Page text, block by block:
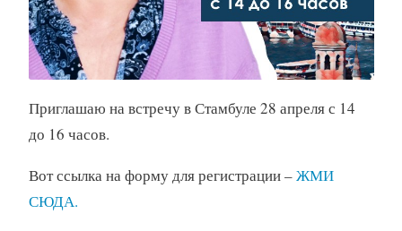
Приглашаю на встречу в Стамбуле 28 апреля с 14
до 16 часов.
Вот ссылка на форму для регистрации –ЖМИ
СЮДА.